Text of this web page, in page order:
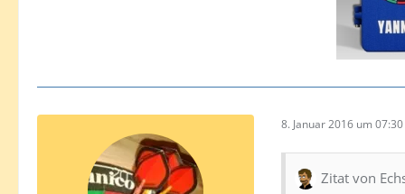
8. Januar 2016 um 07:30
Zitat von